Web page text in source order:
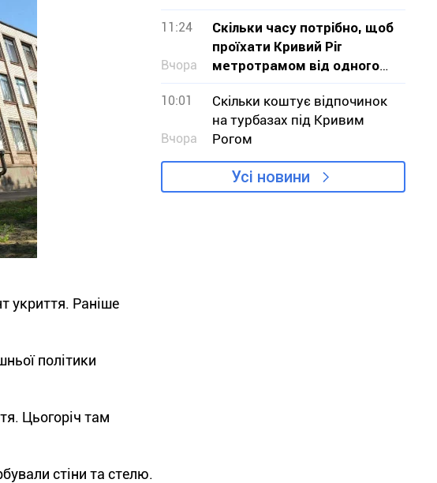
укриття. Раніше
політики
Цьогоріч там
стіни та стелю.
бронювання
11:24
Вчора
Скільки часу потрібно, щоб
проїхати Кривий Ріг
метротрамом від одного
кінця до іншого
10:01
Вчора
Скільки коштує відпочинок
на турбазах під Кривим
Рогом
Усі новини